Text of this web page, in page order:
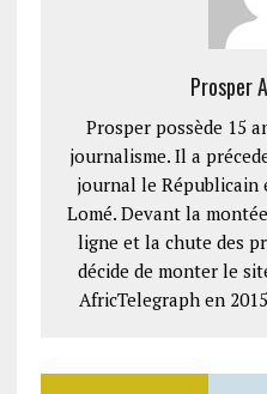
Prosper
Prosper possède 15
journalisme. Il a
journal le Républicain
Lomé. Devant la
ligne et la chute des
décide de monter le
AfricTelegraph en